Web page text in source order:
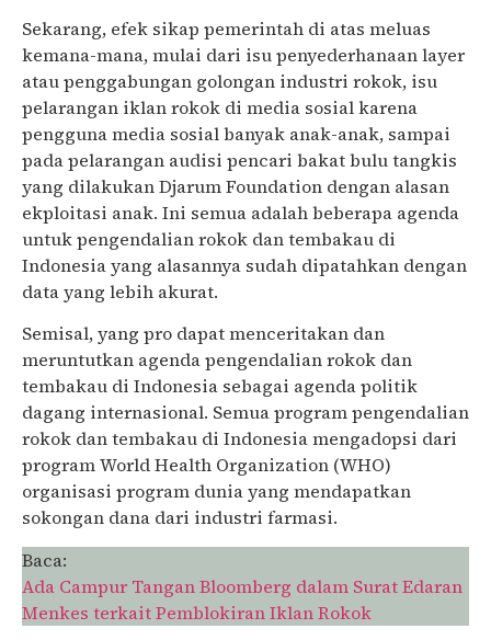
Sekarang, efek sikap pemerintah di atas meluas
kemana-mana, mulai dari isu penyederhanaan layer
atau penggabungan golongan industri rokok, isu
pelarangan iklan rokok di media sosial karena
pengguna media sosial banyak anak-anak, sampai
pada pelarangan audisi pencari bakat bulu tangkis
yang dilakukan Djarum Foundation dengan alasan
ekploitasi anak. Ini semua adalah beberapa agenda
untuk pengendalian rokok dan tembakau di
Indonesia yang alasannya sudah dipatahkan dengan
data yang lebih akurat.
Semisal, yang pro dapat menceritakan dan
meruntutkan agenda pengendalian rokok dan
tembakau di Indonesia sebagai agenda politik
dagang internasional. Semua program pengendalian
rokok dan tembakau di Indonesia mengadopsi dari
program World Health Organization (WHO)
organisasi program dunia yang mendapatkan
sokongan dana dari industri farmasi.
Baca:
Ada Campur Tangan Bloomberg dalam Surat Edaran
Menkes terkait Pemblokiran Iklan Rokok